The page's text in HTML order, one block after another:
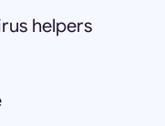
helpers